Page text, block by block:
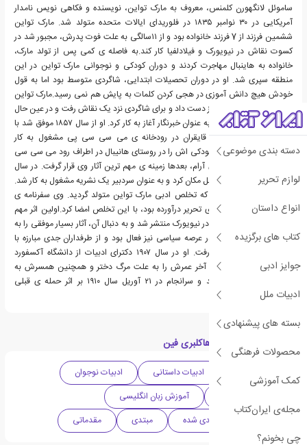
دسته بندی موضوعی
لوازم تحریر
انواع داستان
کتاب های برگزیده
جوایز ادبی
ادبیات ملل
بسته های پیشنهادی
محصولات فرهنگی
کمک آموزشی
مجله‌ی ایران‌کتاب
چی بخونم؟
ساموئل لانگهورن کلمنس، معروف به مارک تواین، نویسنده و فکاهی نویس نامدار
آمریکایی در ۳۰ نوامبر ۱۸۳۵ در فلوریدای ایالات متحده متولد شد. مارک تواین
ششمین فرزند از 7 فرزند خانواده بود و از ۱۱سالگی به علت فوت پدرش، مجبور شد در
کسوت نقاش در نیویورک و فیلادلفیا کار کند.به فاصله ی کمی پس از تولد مارک،
خانواده به هاینبال مهاجرت کردند و دوران کودکی و نوجوانی مارک تواین در این
منطقه سپری شد. او در دوران تحصیلات ابتدایی، شاگردی متوسط بود اما به قول
خودش هیچ دانش آموزی در هجی کردن کلمات به پایش هم نمی رسید.مارک تواین
در سال ۱۸۴۷ پدر خود را از دست داد و برای شاگردی نزد یک نقاش رفت و در عین حال
برای نشریه ی ژورنال نیز به عنوان خبرنگار آغاز به کار کرد. او از سال ۱۸۵۷ موفق شد با
اخذ گواهینامه به عنوان قایقران در رودخانه ی می سی سی پی مشغول به کار
شود.مارک تواین، دوران کودکی اش را در روستای هانیبال در اطراف رود می سی سی
پی گذراند. این منطقه ی آرام، بعدها زمینه ی مهم ترین آثار وی قرار گرفت. در سال
۱۸۶۱ تواین به ویرجینیا نقل مکان کرد و به عنوان سردبیر یک نشریه مشغول به کار شد.
سوم فوریه ی ۱۸۶۳ بود که تخلص ادبی مارک تواین متولد گردید. وی سفرنامه ی
طنزآمیزی را که به رشته ی تحریر درآورده بود، با این تخلص امضا کرد.اولین اثر مهم
مارک تواین در سال ۱۸۶۵ در نیویورک منتشر شد و به دنبال آن، آثار بسیار موفقی را به
چاپ رساند.مارک تواین در عرصه سیاسی نیز فعال بود و از طرفداران جدی مبارزه با
امپریالیسم به شمار می رفت. او در سال ۱۹۰۷ دکترای ادبیات از دانشگاه آکسفورد
دریافت کرد. او سال های آخر عمرش را به علت مرگ دختر و همچنین همسرش به
افسردگی شدید دچار شد و سرانجام در ۲۱ آوریل سال ۱۹۱۰ بر اثر حمله ی قبلی
درگذشت.
دسته بندی های کتاب هاکلبری فین
ادبیات آمریکا ادبیات داستانی
ادبیات نوجوان
آموزش زبان انگلیسی
داستان های سطح بندی شده
مبتدی مقدماتی